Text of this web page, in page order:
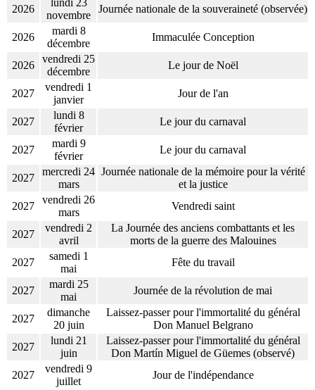
2026
lundi 23
novembre
Journée nationale de la souveraineté (observée)
2026
mardi 8
décembre
Immaculée Conception
2026
vendredi 25
décembre
Le jour de Noël
2027
vendredi 1
janvier
Jour de l'an
2027
lundi 8
février
Le jour du carnaval
2027
mardi 9
février
Le jour du carnaval
2027
mercredi 24
mars
Journée nationale de la mémoire pour la vérité
et la justice
2027
vendredi 26
mars
Vendredi saint
2027
vendredi 2
avril
La Journée des anciens combattants et les
morts de la guerre des Malouines
2027
samedi 1
mai
Fête du travail
2027
mardi 25
mai
Journée de la révolution de mai
2027
dimanche
20 juin
Laissez-passer pour l'immortalité du général
Don Manuel Belgrano
2027
lundi 21
juin
Laissez-passer pour l'immortalité du général
Don Martín Miguel de Güemes (observé)
2027
vendredi 9
juillet
Jour de l'indépendance